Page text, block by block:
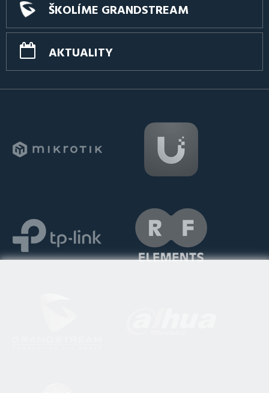
ŠKOLÍME GRANDSTREAM
AKTUALITY